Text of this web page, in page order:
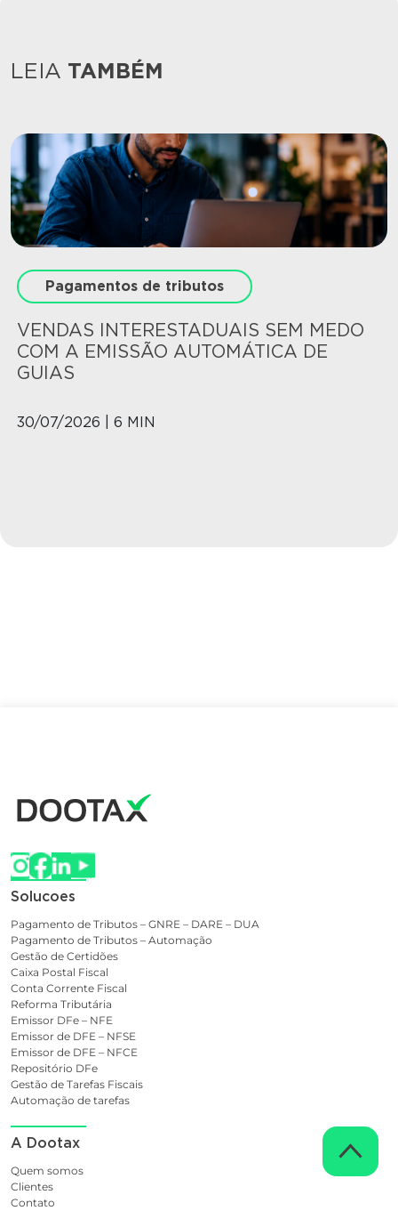
LEIA TAMBÉM
Pagamentos de tributos
VENDAS INTERESTADUAIS SEM MEDO
COM A EMISSÃO AUTOMÁTICA DE
GUIAS
30/07/2026 | 6 MIN
Solucoes
Pagamento de Tributos – GNRE – DARE – DUA
Pagamento de Tributos – Automação
Gestão de Certidões
Caixa Postal Fiscal
Conta Corrente Fiscal
Reforma Tributária
Emissor DFe – NFE
Emissor de DFE – NFSE
Emissor de DFE – NFCE
Repositório DFe
Gestão de Tarefas Fiscais
Automação de tarefas
A Dootax
Quem somos
Clientes
Contato